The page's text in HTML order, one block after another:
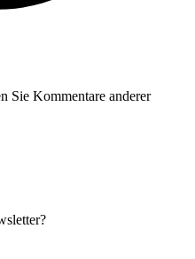
Sie Kommentare anderer